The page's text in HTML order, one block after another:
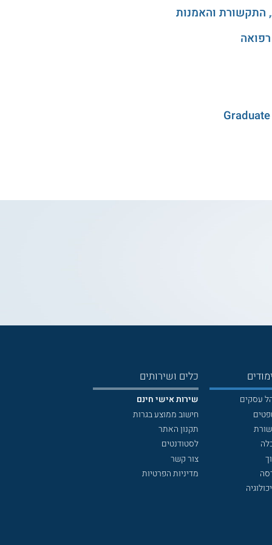
התקשורת והאמנות
עסקים
כלים ושירותים
שירות אישי חינם
חישוב ממוצע בגרות
תקנון האתר
לסטודנטים
צור קשר
מדיניות הפרטיות